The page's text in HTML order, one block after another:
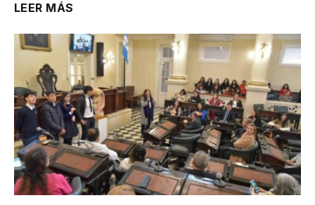
LEER MÁS